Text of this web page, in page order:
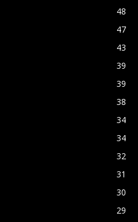
48
47
43
39
39
38
34
34
32
31
30
29